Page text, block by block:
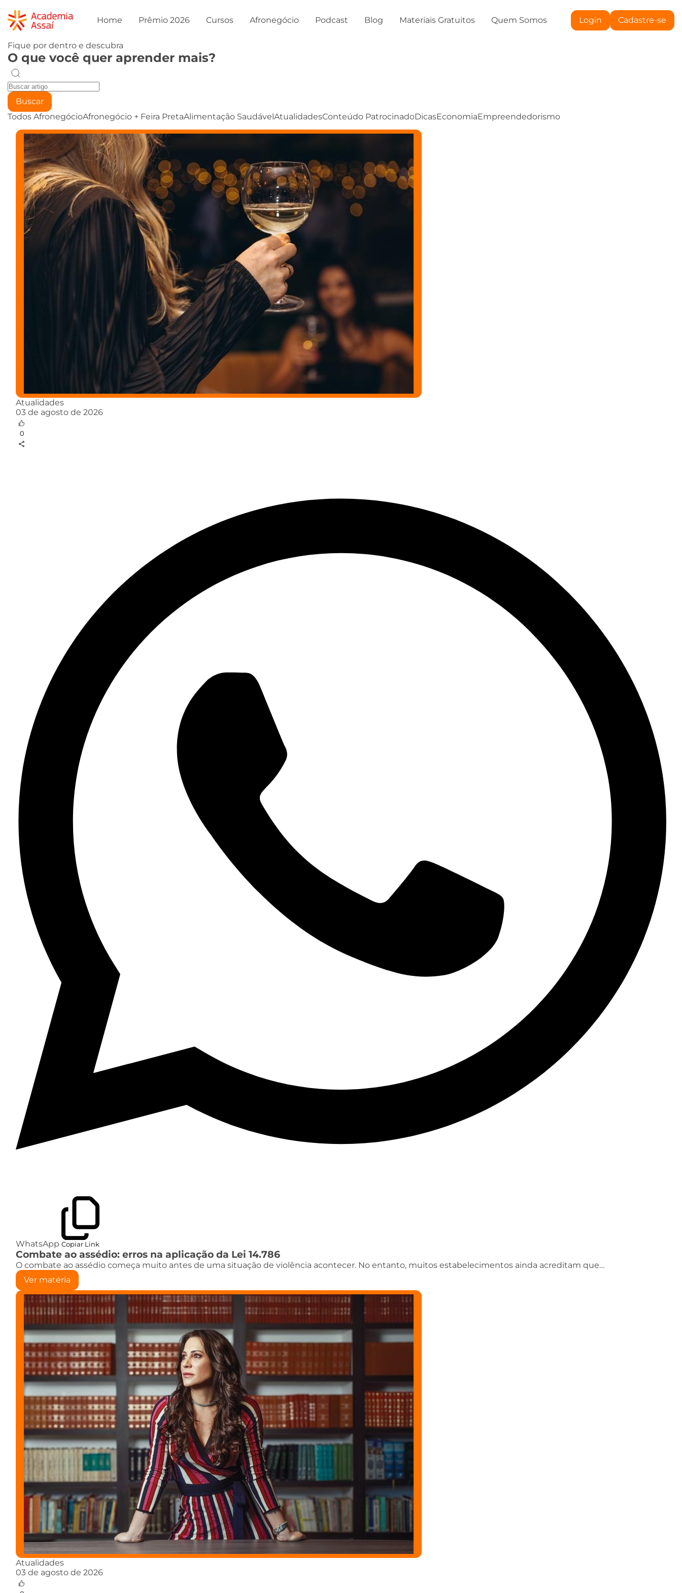
Home Prêmio 2026 Cursos Afronegócio Podcast Blog Materiais Gratuitos Quem Somos Login Cadastre-se
Fique por dentro e descubra
O que você quer aprender mais?
Buscar
Todos AfronegócioAfronegócio + Feira PretaAlimentação SaudávelAtualidadesConteúdo PatrocinadoDicasEconomiaEmpreendedorismo
Atualidades
03 de agosto de 2026
0
WhatsApp Copiar Link
Combate ao assédio: erros na aplicação da Lei 14.786
O combate ao assédio começa muito antes de uma situação de violência acontecer. No entanto, muitos estabelecimentos ainda acreditam que…
Ver matéria
Atualidades
03 de agosto de 2026